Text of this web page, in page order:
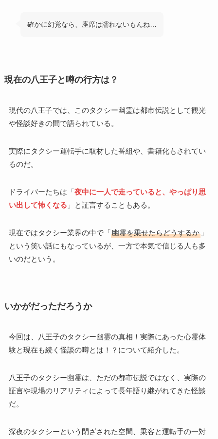
確かに幻覚なら、座席は濡れないもんね…
現在の八王子と噂の行方は？
現代の八王子では、このタクシー幽霊は都市伝説として観光
や怪談好きの間で語られている。
実際にタクシー運転手に取材した番組や、書籍化もされてい
るのだ。
ドライバーたちは「夜中に一人で走っていると、やっぱり思
い出して怖くなる 」と証言することもある。
現在ではタクシー業界の中で「幽霊を乗せたらどうするか」
という笑い話にもなっているが、一方で本気で信じる人も多
いのだという。
いかがだっただろうか
今回は、八王子のタクシー幽霊の真相！実際にあった心霊体
験と現在も続く怪談の噂とは！？について紹介した。
八王子のタクシー幽霊は、ただの都市伝説ではなく、実際の
証言や現場のリアリティによって長年語り継がれてきた怪談
だ。
深夜のタクシーという閉ざされた空間、乗客と運転手の一対